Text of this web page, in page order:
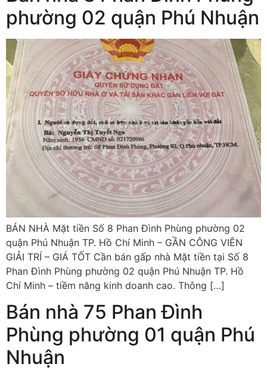
phường 02 quận Phú Nhuận
BÁN NHÀ Mặt tiền Số 8 Phan Đình Phùng phường 02
quận Phú Nhuận TP. Hồ Chí Minh – GẦN CÔNG VIÊN
GIẢI TRÍ – GIÁ TỐT Cần bán gấp nhà Mặt tiền tại Số 8
Phan Đình Phùng phường 02 quận Phú Nhuận TP. Hồ
Chí Minh – tiềm năng kinh doanh cao. Thông […]
Bán nhà 75 Phan Đình
Phùng phường 01 quận Phú
Nhuận